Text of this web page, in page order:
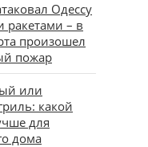
Одессу
ракетами – в
произошел
пожар
или
какой
для
дома